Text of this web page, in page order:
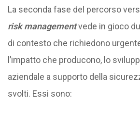
La seconda fase del percorso
risk managementvede in gioco
di contesto che richiedono
l’impatto che producono, lo
aziendale a supporto della
svolti. Essi sono: